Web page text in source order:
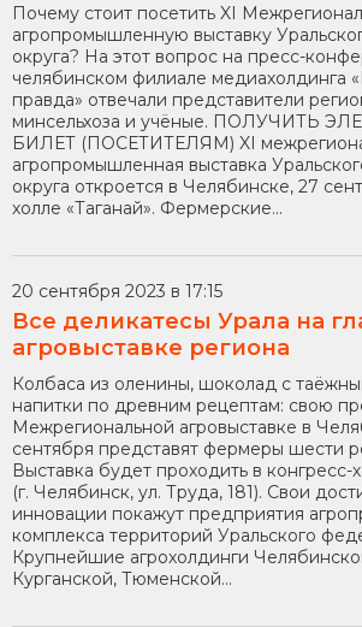
Почему стоит посетить XI
агропромышленную выставку
округа? На этот вопрос на пресс-
челябинском филиале медиахолдинга
правда» отвечали представители
минсельхоза и учёные. ПОЛУЧИТЬ
БИЛЕТ (ПОСЕТИТЕЛЯМ) XI
агропромышленная выставка
округа откроется в Челябинске, 27
холле «Таганай». Фермерские...
20 сентября 2023 в 17:15
Все деликатесы Урала на
агровыставке региона
Колбаса из оленины, шоколад с
напитки по древним рецептам: свою
Межрегиональной агровыставке в
сентября представят фермеры шести
Выставка будет проходить в конгресс-
(г. Челябинск, ул. Труда, 181). Свои
инновации покажут предприятия
комплекса территорий Уральского
Крупнейшие агрохолдинги
Курганской, Тюменской...